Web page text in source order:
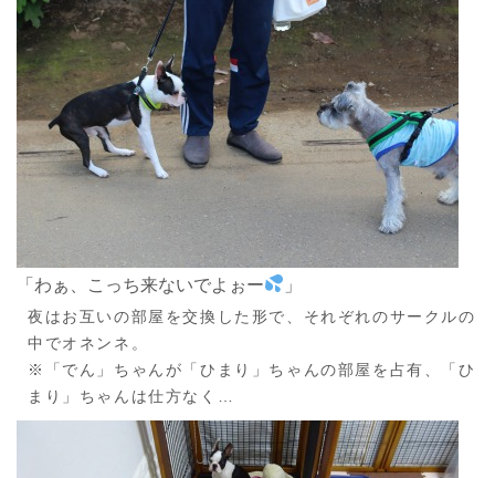
「わぁ、こっち来ないでよぉー 」
夜はお互いの部屋を交換した形で、それぞれのサークルの
中でオネンネ。
※「でん」ちゃんが「ひまり」ちゃんの部屋を占有、「ひ
まり」ちゃんは仕方なく…